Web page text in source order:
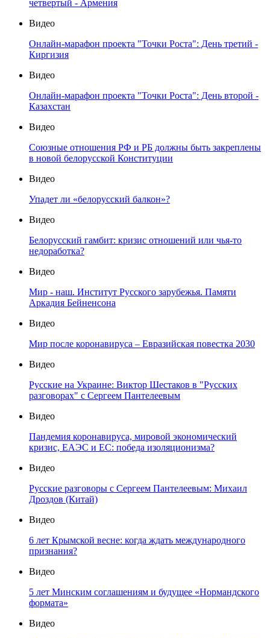
четвертый - Армения
Видео
Онлайн-марафон проекта "Точки Роста": День третий -
Киргизия
Видео
Онлайн-марафон проекта "Точки Роста": День второй -
Казахстан
Видео
Союзные отношения РФ и РБ должны быть закреплены
в новой белорусской Конституции
Видео
Упадет ли «белорусский балкон»?
Видео
Белорусский гамбит: кризис отношений или чья-то
недоработка?
Видео
Мир - наш. Институт Русского зарубежья. Памяти
Аркадия Бейненсона
Видео
Мир после коронавируса – Евразийская повестка 2030
Видео
Русские на Украине: Виктор Шестаков в "Русских
разговорах" с Сергеем Пантелеевым
Видео
Пандемия коронавируса, мировой экономический
кризис, ЕАЭС и ЕС: победа изоляционизма?
Видео
Русские разговоры с Сергеем Пантелеевым: Михаил
Дроздов (Китай)
Видео
6 лет Крымской весне: когда ждать международного
признания?
Видео
5 лет Минским соглашениям и будущее «Нормандского
формата»
Видео